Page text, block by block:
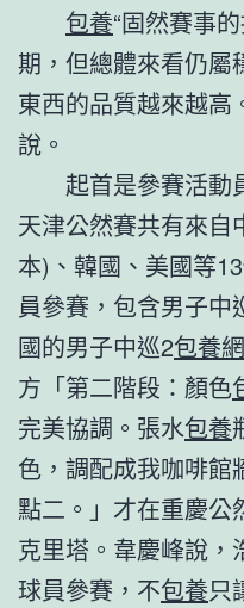
包養“固然賽事
期，但總體來看仍屬
東西的品質越來越高
說。
起首是參賽活動
天津公然賽共有來自
本)、韓國、美國等
員參賽，包含男子中
國的男子中巡2包養網
方「第二階段：顏色
完美協調。張水包養
色，調配成我咖啡館
點二。」才在重慶公
克里塔。韋慶峰說，
球員參賽，不包養只